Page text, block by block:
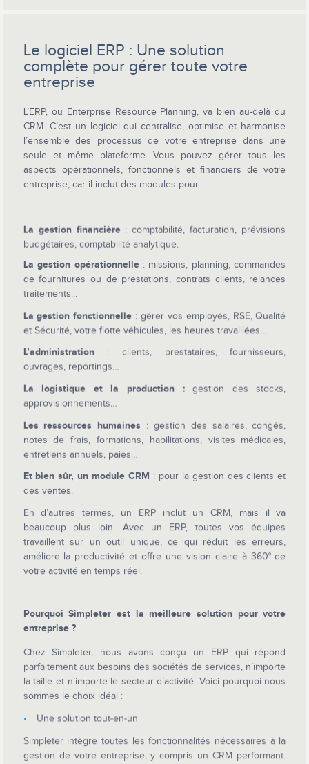
Le logiciel ERP : Une solution
complète pour gérer toute votre
entreprise
L’ERP, ou Enterprise Resource Planning, va bien au-delà du
CRM. C’est un logiciel qui centralise, optimise et harmonise
l’ensemble des processus de votre entreprise dans une
seule et même plateforme. Vous pouvez gérer tous les
aspects opérationnels, fonctionnels et financiers de votre
entreprise, car il inclut des modules pour :
La gestion financière: comptabilité, facturation, prévisions
budgétaires, comptabilité analytique.
La gestion opérationnelle : missions, planning, commandes
de fournitures ou de prestations, contrats clients, relances
traitements...
La gestion fonctionnelle : gérer vos employés, RSE, Qualité
et Sécurité, votre flotte véhicules, les heures travaillées…
L’administration : clients, prestataires, fournisseurs,
ouvrages, reportings…
La logistique et la production :gestion des stocks,
approvisionnements…
Les ressources humaines : gestion des salaires, congés,
notes de frais, formations, habilitations, visites médicales,
entretiens annuels, paies…
Et bien sûr, un module CRM : pour la gestion des clients et
des ventes.
En d’autres termes, un ERP inclut un CRM, mais il va
beaucoup plus loin. Avec un ERP, toutes vos équipes
travaillent sur un outil unique, ce qui réduit les erreurs,
améliore la productivité et offre une vision claire à 360° de
votre activité en temps réel.
Pourquoi Simpleter est la meilleure solution pour votre
entreprise ?
Chez Simpleter, nous avons conçu un ERP qui répond
parfaitement aux besoins des sociétés de services, n’importe
la taille et n’importe le secteur d’activité. Voici pourquoi nous
sommes le choix idéal :
Une solution tout-en-un
Simpleter intègre toutes les fonctionnalités nécessaires à la
gestion de votre entreprise, y compris un CRM performant.